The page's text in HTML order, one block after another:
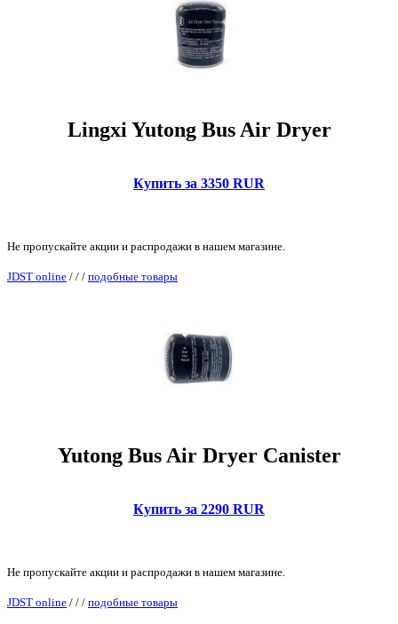
Lingxi Yutong Bus Air Dryer
Купить за 3350 RUR
Не пропускайте акции и распродажи в нашем магазине.
JDST online / / / подобные товары
Yutong Bus Air Dryer Canister
Купить за 2290 RUR
Не пропускайте акции и распродажи в нашем магазине.
JDST online / / / подобные товары